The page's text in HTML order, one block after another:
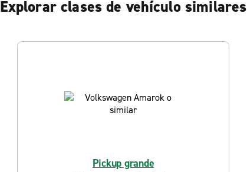
Explorar clases de vehículo similares
Pickup grande